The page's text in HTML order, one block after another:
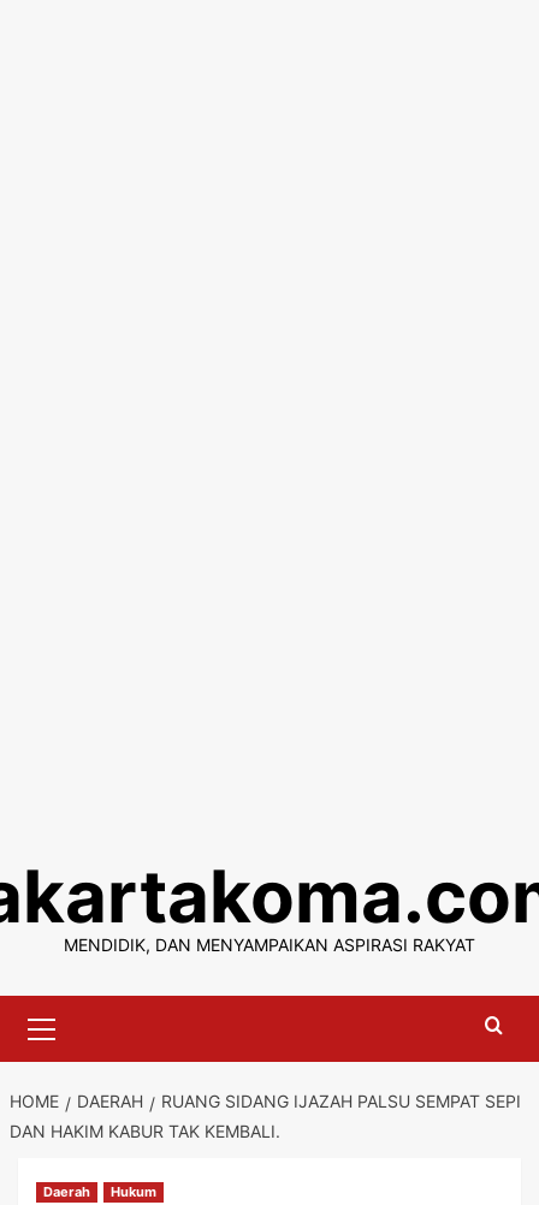
content
MENDIDIK, DAN MENYAMPAIKAN ASPIRASI RAKYAT
Menu
HOME DAERAH
RUANG SIDANG IJAZAH PALSU SEMPAT SEPI
DAN HAKIM KABUR TAK KEMBALI.
Daerah Hukum